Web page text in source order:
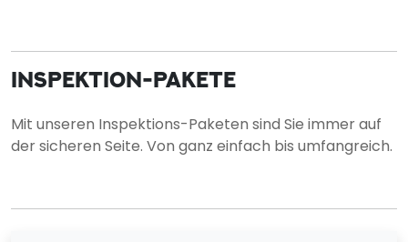
INSPEKTION-PAKETE
Mit unseren Inspektions-Paketen sind Sie immer auf
der sicheren Seite. Von ganz einfach bis umfangreich.